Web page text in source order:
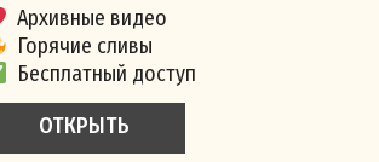
Архивные видео
Горячие сливы
Бесплатный доступ
ОТКРЫТЬ